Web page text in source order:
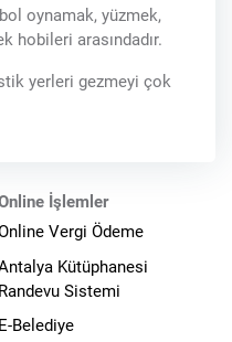
oynamak, yüzmek,
hobileri arasındadır.
yerleri gezmeyi çok
İşlemler
Vergi Ödeme
Kütüphanesi
Randevu Sistemi
E-Belediye